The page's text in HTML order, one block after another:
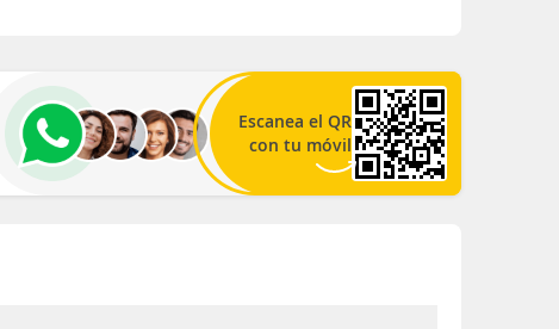
Escanea el QR
con tu móvil